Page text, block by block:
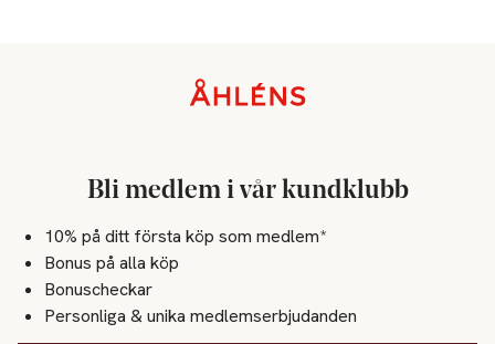
Bli medlem i vår kundklubb
10% på ditt första köp som medlem*
Bonus på alla köp
Bonuscheckar
Personliga & unika medlemserbjudanden